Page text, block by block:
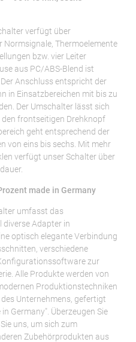
verfügt über
Thermoelemente
bzw. vier Leiter
aus PC/ABS-Blend ist
Anschluss entspricht der
in Einsatzbereichen mit bis zu
Der Umschalter lässt sich
frontseitigen Drehknopf
geht entsprechend der
von eins bis sechs. Mit mehr
verfügt unser Schalter über
made in Germany
umfasst das
Adapter in
optisch elegante Verbindung
verschiedene
zur
Alle Produkte werden von
Produktionstechniken
Unternehmens, gefertigt
Germany". Überzeugen Sie
uns, um sich zum
Zubehörprodukten aus